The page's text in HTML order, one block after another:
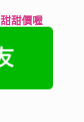
甜價喔